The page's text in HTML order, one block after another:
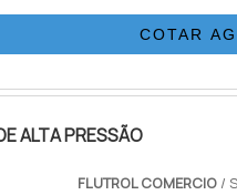
COTAR
ALTA PRESSÃO
FLUTROL COMERCIO /